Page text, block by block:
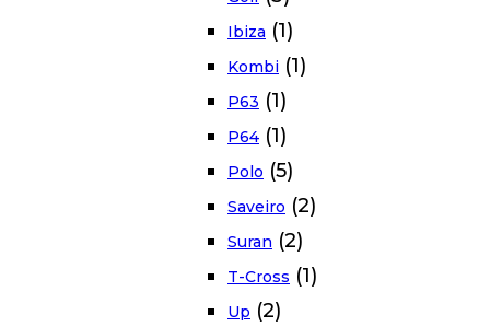
Ibiza (1)
Kombi (1)
P63 (1)
P64 (1)
Polo (5)
Saveiro (2)
Suran (2)
T-Cross (1)
Up (2)